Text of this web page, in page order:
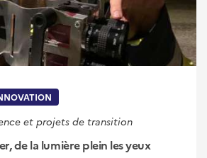
et projets de transition
de la lumière plein les yeux